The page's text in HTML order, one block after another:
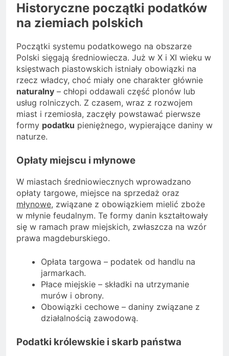
Historyczne początki podatków
na ziemiach polskich
Początki systemu podatkowego na obszarze
Polski sięgają średniowiecza. Już w X i XI wieku w
księstwach piastowskich istniały obowiązki na
rzecz władcy, choć miały one charakter głównie
naturalny – chłopi oddawali część plonów lub
usług rolniczych. Z czasem, wraz z rozwojem
miast i rzemiosła, zaczęły powstawać pierwsze
formy podatku pieniężnego, wypierające daniny w
naturze.
Opłaty miejscu i młynowe
W miastach średniowiecznych wprowadzano
opłaty targowe, miejsce na sprzedaż oraz
młynowe, związane z obowiązkiem mielić zboże
w młynie feudalnym. Te formy danin kształtowały
się w ramach praw miejskich, zwłaszcza na wzór
prawa magdeburskiego.
Opłata targowa – podatek od handlu na
jarmarkach.
Płace miejskie – składki na utrzymanie
murów i obrony.
Obowiązki cechowe – daniny związane z
działalnością zawodową.
Podatki królewskie i skarb państwa